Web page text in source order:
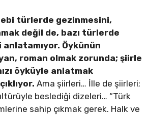
türlerde gezinmesini,
değil de, bazı türlerde
anlatamıyor. Öykünün
roman olmak zorunda; şiirle
öyküyle anlatmak
Ama şiirleri… İlle de şiirleri;
beslediği dizeleri… “Türk
sahip çıkmak gerek. Halk ve